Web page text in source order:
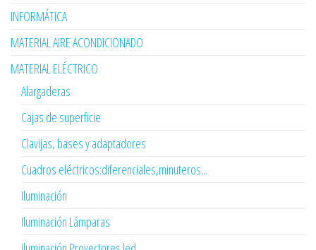
INFORMÁTICA
MATERIAL AIRE ACONDICIONADO
MATERIAL ELÉCTRICO
Alargaderas
Cajas de superficie
Clavijas, bases y adaptadores
Cuadros eléctricos:diferenciales,minuteros...
Iluminación
Iluminación Lámparas